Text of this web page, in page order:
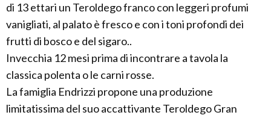
di 13 ettari un Teroldego franco con leggeri profumi
vanigliati, al palato è fresco e con i toni profondi dei
frutti di bosco e del sigaro..
Invecchia 12 mesi prima di incontrare a tavola la
classica polenta o le carni rosse.
La famiglia Endrizzi propone una produzione
limitatissima del suo accattivante Teroldego Gran